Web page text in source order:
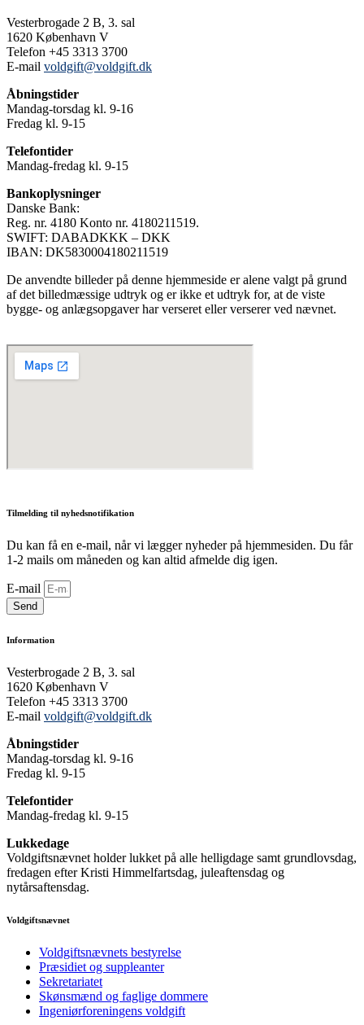
Vesterbrogade 2 B, 3. sal
1620 København V
Telefon +45 3313 3700
E-mail voldgift@voldgift.dk
Åbningstider
Mandag-torsdag kl. 9-16
Fredag kl. 9-15
Telefontider
Mandag-fredag kl. 9-15
Bankoplysninger
Danske Bank:
Reg. nr. 4180 Konto nr. 4180211519.
SWIFT: DABADKKK – DKK
IBAN: DK5830004180211519
De anvendte billeder på denne hjemmeside er alene valgt på grund
af det billedmæssige udtryk og er ikke et udtryk for, at de viste
bygge- og anlægsopgaver har verseret eller verserer ved nævnet.
Tilmelding til nyhedsnotifikation
Du kan få en e-mail, når vi lægger nyheder på hjemmesiden. Du får
1-2 mails om måneden og kan altid afmelde dig igen.
E-mail
Send
Information
Vesterbrogade 2 B, 3. sal
1620 København V
Telefon +45 3313 3700
E-mail voldgift@voldgift.dk
Åbningstider
Mandag-torsdag kl. 9-16
Fredag kl. 9-15
Telefontider
Mandag-fredag kl. 9-15
Lukkedage
Voldgiftsnævnet holder lukket på alle helligdage samt grundlovsdag,
fredagen efter Kristi Himmelfartsdag, juleaftensdag og
nytårsaftensdag.
Voldgiftsnævnet
Voldgiftsnævnets bestyrelse
Præsidiet og suppleanter
Sekretariatet
Skønsmænd og faglige dommere
Ingeniørforeningens voldgift